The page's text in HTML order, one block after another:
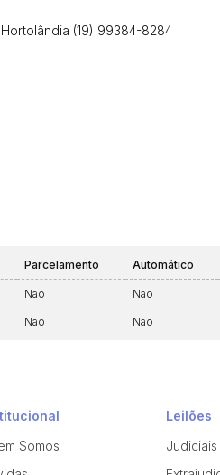
(19) 99384-8284
Parcelamento Automático
Não Não
Não Não
Somos
Leilões
Judiciais